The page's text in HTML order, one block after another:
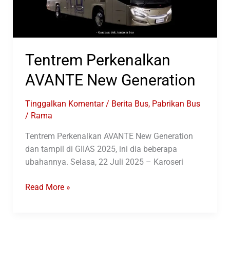
Tentrem Perkenalkan
AVANTE New Generation
Tinggalkan Komentar / Berita Bus, Pabrikan Bus
/ Rama
Tentrem Perkenalkan AVANTE New Generation
dan tampil di GIIAS 2025, ini dia beberapa
ubahannya. Selasa, 22 Juli 2025 – Karoseri
Tentrem
Read More »